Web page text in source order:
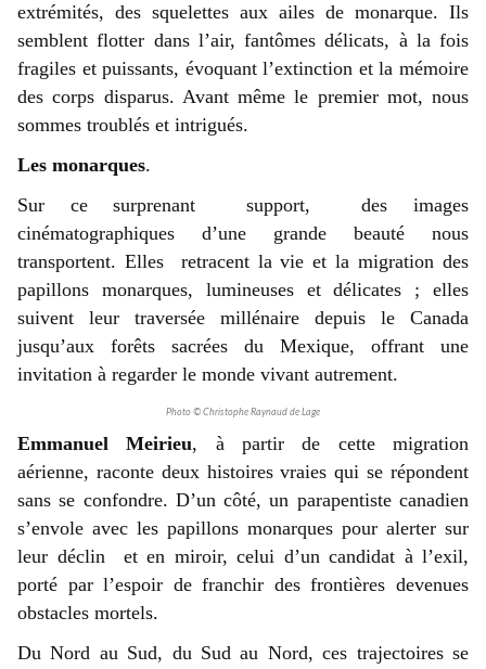
extrémités, des squelettes aux ailes de monarque. Ils
semblent flotter dans l’air, fantômes délicats, à la fois
fragiles et puissants, évoquant l’extinction et la mémoire
des corps disparus. Avant même le premier mot, nous
sommes troublés et intrigués.
Les monarques.
Sur ce surprenant support, des images
cinématographiques d’une grande beauté nous
transportent. Elles retracent la vie et la migration des
papillons monarques, lumineuses et délicates ; elles
suivent leur traversée millénaire depuis le Canada
jusqu’aux forêts sacrées du Mexique, offrant une
invitation à regarder le monde vivant autrement.
Photo © Christophe Raynaud de Lage
Emmanuel Meirieu, à partir de cette migration
aérienne, raconte deux histoires vraies qui se répondent
sans se confondre. D’un côté, un parapentiste canadien
s’envole avec les papillons monarques pour alerter sur
leur déclin et en miroir, celui d’un candidat à l’exil,
porté par l’espoir de franchir des frontières devenues
obstacles mortels.
Du Nord au Sud, du Sud au Nord, ces trajectoires se